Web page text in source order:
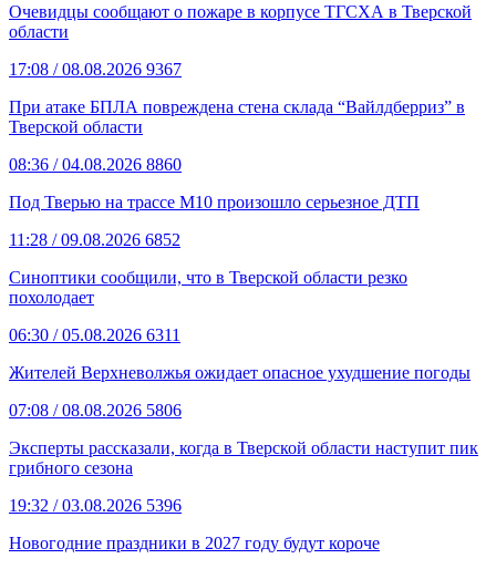
Очевидцы сообщают о пожаре в корпусе ТГСХА в Тверской
области
17:08 / 08.08.2026 9367
При атаке БПЛА повреждена стена склада “Вайлдберриз” в
Тверской области
08:36 / 04.08.2026 8860
Под Тверью на трассе М10 произошло серьезное ДТП
11:28 / 09.08.2026 6852
Синоптики сообщили, что в Тверской области резко
похолодает
06:30 / 05.08.2026 6311
Жителей Верхневолжья ожидает опасное ухудшение погоды
07:08 / 08.08.2026 5806
Эксперты рассказали, когда в Тверской области наступит пик
грибного сезона
19:32 / 03.08.2026 5396
Новогодние праздники в 2027 году будут короче